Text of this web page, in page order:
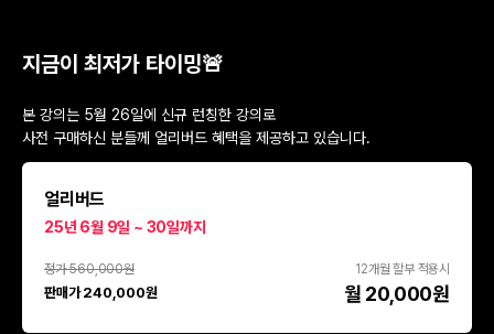
지금이 최저가 타이밍🚨
본 강의는 5월 26일에 신규 런칭한 강의로
사전 구매하신 분들께 얼리버드 혜택을 제공하고 있습니다.
얼리버드
25년 6월 9일 ~ 30일까지
정가 560,000원
판매가 240,000원
12개월 할부 적용시
월 20,000원